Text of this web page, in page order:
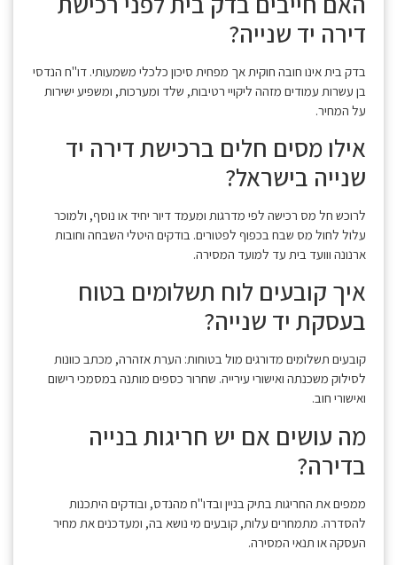
דירה יד שנייה?
בדק בית אינו חובה חוקית אך מפחית סיכון כלכלי משמעותי. דו"ח הנדסי
בן עשרות עמודים מזהה ליקויי רטיבות, שלד ומערכות, ומשפיע ישירות
על המחיר.
אילו מסים חלים ברכישת דירה יד
שנייה בישראל?
לרוכש חל מס רכישה לפי מדרגות ומעמד דיור יחיד או נוסף, ולמוכר
עלול לחול מס שבח בכפוף לפטורים. בודקים היטלי השבחה וחובות
ארנונה ווועד בית עד למועד המסירה.
איך קובעים לוח תשלומים בטוח
בעסקת יד שנייה?
קובעים תשלומים מדורגים מול בטוחות: הערת אזהרה, מכתב כוונות
לסילוק משכנתה ואישורי עירייה. שחרור כספים מותנה במסמכי רישום
ואישורי חוב.
מה עושים אם יש חריגות בנייה
בדירה?
ממפים את החריגות בתיק בניין ובדו"ח מהנדס, ובודקים היתכנות
להסדרה. מתמחרים עלות, קובעים מי נושא בה, ומעדכנים את מחיר
העסקה או תנאי המסירה.